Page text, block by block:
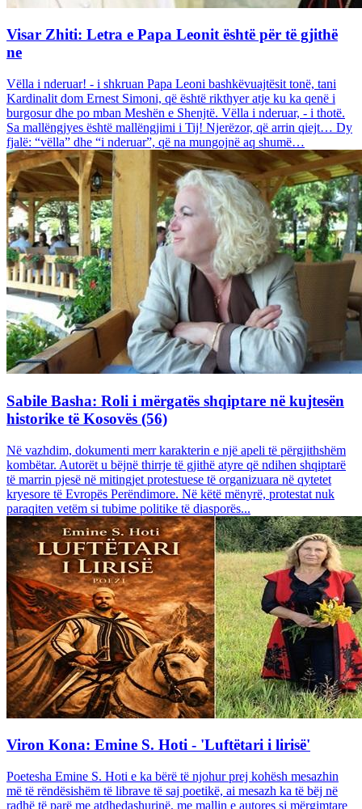
Visar Zhiti: Letra e Papa Leonit është për të gjithë
ne
Vëlla i nderuar! - i shkruan Papa Leoni bashkëvuajtësit tonë, tani
Kardinalit dom Ernest Simoni, që është rikthyer atje ku ka qenë i
burgosur dhe po mban Meshën e Shenjtë. Vëlla i nderuar, - i thotë.
Sa mallëngjyes është mallëngjimi i Tij! Njerëzor, që arrin qiejt… Dy
fjalë: “vëlla” dhe “i nderuar”, që na mungojnë aq shumë…
Sabile Basha: Roli i mërgatës shqiptare në kujtesën
historike të Kosovës (56)
Në vazhdim, dokumenti merr karakterin e një apeli të përgjithshëm
kombëtar. Autorët u bëjnë thirrje të gjithë atyre që ndihen shqiptarë
të marrin pjesë në mitingjet protestuese të organizuara në qytetet
kryesore të Evropës Perëndimore. Në këtë mënyrë, protestat nuk
paraqiten vetëm si tubime politike të diasporës...
Viron Kona: Emine S. Hoti - 'Luftëtari i lirisë'
Poetesha Emine S. Hoti e ka bërë të njohur prej kohësh mesazhin
më të rëndësishëm të librave të saj poetikë, ai mesazh ka të bëj në
radhë të parë me atdhedashurinë, me mallin e autores si mërgimtare